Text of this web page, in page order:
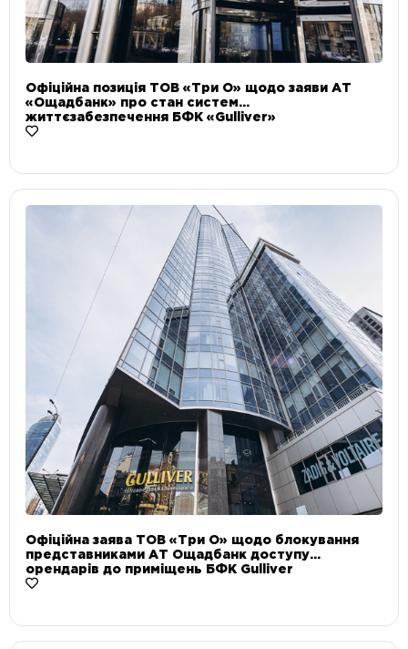
Офіційна позиція ТОВ «Три О» щодо заяви АТ
«Ощадбанк» про стан систем
життєзабезпечення БФК «Gulliver»
Офіційна заява ТОВ «Три О» щодо блокування
представниками АТ Ощадбанк доступу
орендарів до приміщень БФК Gulliver